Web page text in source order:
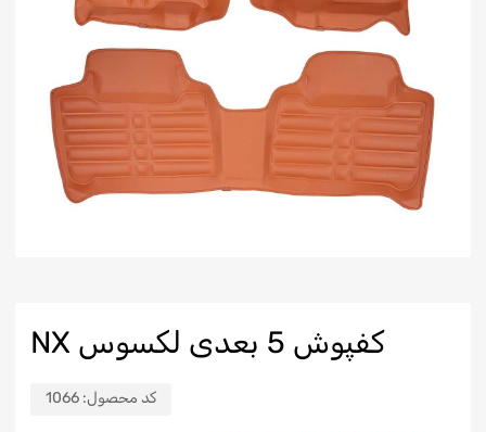
کفپوش 5 بعدی لکسوس NX
کد محصول: 1066